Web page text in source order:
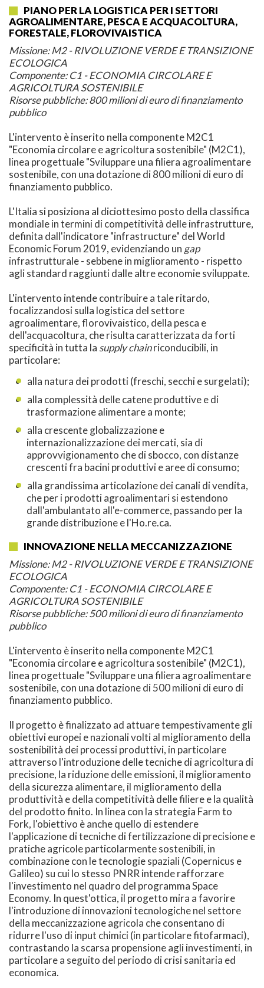
PIANO PER LA LOGISTICA PER I SETTORI
AGROALIMENTARE, PESCA E ACQUACOLTURA,
FORESTALE, FLOROVIVAISTICA
Missione: M2 - RIVOLUZIONE VERDE E TRANSIZIONE
ECOLOGICA
Componente: C1 - ECONOMIA CIRCOLARE E
AGRICOLTURA SOSTENIBILE
Risorse pubbliche: 800 milioni di euro di finanziamento
pubblico
L'intervento è inserito nella componente M2C1
"Economia circolare e agricoltura sostenibile" (M2C1),
linea progettuale "Sviluppare una filiera agroalimentare
sostenibile, con una dotazione di 800 milioni di euro di
finanziamento pubblico.
L'Italia si posiziona al diciottesimo posto della classifica
mondiale in termini di competitività delle infrastrutture,
definita dall'indicatore "infrastructure" del World
Economic Forum 2019, evidenziando un gap
infrastrutturale - sebbene in miglioramento - rispetto
agli standard raggiunti dalle altre economie sviluppate.
L'intervento intende contribuire a tale ritardo,
focalizzandosi sulla logistica del settore
agroalimentare, florovivaistico, della pesca e
dell'acquacoltura, che risulta caratterizzata da forti
specificità in tutta la supply chainriconducibili, in
particolare:
alla natura dei prodotti (freschi, secchi e surgelati);
alla complessità delle catene produttive e di
trasformazione alimentare a monte;
alla crescente globalizzazione e
internazionalizzazione dei mercati, sia di
approvvigionamento che di sbocco, con distanze
crescenti fra bacini produttivi e aree di consumo;
alla grandissima articolazione dei canali di vendita,
che per i prodotti agroalimentari si estendono
dall'ambulantato all'e-commerce, passando per la
grande distribuzione e l'Ho.re.ca.
INNOVAZIONE NELLA MECCANIZZAZIONE
Missione: M2 - RIVOLUZIONE VERDE E TRANSIZIONE
ECOLOGICA
Componente: C1 - ECONOMIA CIRCOLARE E
AGRICOLTURA SOSTENIBILE
Risorse pubbliche: 500 milioni di euro di finanziamento
pubblico
L'intervento è inserito nella componente M2C1
"Economia circolare e agricoltura sostenibile" (M2C1),
linea progettuale "Sviluppare una filiera agroalimentare
sostenibile, con una dotazione di 500 milioni di euro di
finanziamento pubblico.
Il progetto è finalizzato ad attuare tempestivamente gli
obiettivi europei e nazionali volti al miglioramento della
sostenibilità dei processi produttivi, in particolare
attraverso l'introduzione delle tecniche di agricoltura di
precisione, la riduzione delle emissioni, il miglioramento
della sicurezza alimentare, il miglioramento della
produttività e della competitività delle filiere e la qualità
del prodotto finito. In linea con la strategia Farm to
Fork, l'obiettivo è anche quello di estendere
l'applicazione di tecniche di fertilizzazione di precisione e
pratiche agricole particolarmente sostenibili, in
combinazione con le tecnologie spaziali (Copernicus e
Galileo) su cui lo stesso PNRR intende rafforzare
l'investimento nel quadro del programma Space
Economy. In quest'ottica, il progetto mira a favorire
l'introduzione di innovazioni tecnologiche nel settore
della meccanizzazione agricola che consentano di
ridurre l'uso di input chimici (in particolare fitofarmaci),
contrastando la scarsa propensione agli investimenti, in
particolare a seguito del periodo di crisi sanitaria ed
economica.